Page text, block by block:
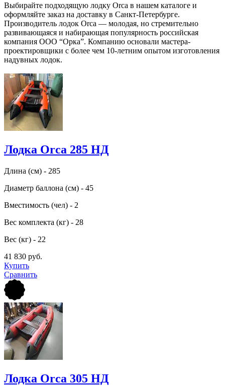
Лодка Orca 285 НД
Длина (см) - 285
Диаметр баллона (см) - 45
Вместимость (чел) - 2
Вес комплекта (кг) - 28
Вес (кг) - 22
41 830 руб.
Купить
Сравнить
Лодка Orca 305 НД
Производитель лодок Orca — молодая, но стремительно
развивающаяся и набирающая популярность российская
компания ООО “Орка”. Компанию основали мастера-
проектировщики с более чем 10-летним опытом изготовления
надувных лодок.
Выбирайте подходящую лодку Orca в нашем каталоге и
оформляйте заказ на доставку в Санкт-Петербурге.